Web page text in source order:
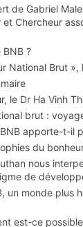
de Gabriel
et Chercheur
BNB ?
National Brut »,
le Dr Ha Vinh
brut :
apporte-t-il
du
nous
de
un monde plus
est-ce